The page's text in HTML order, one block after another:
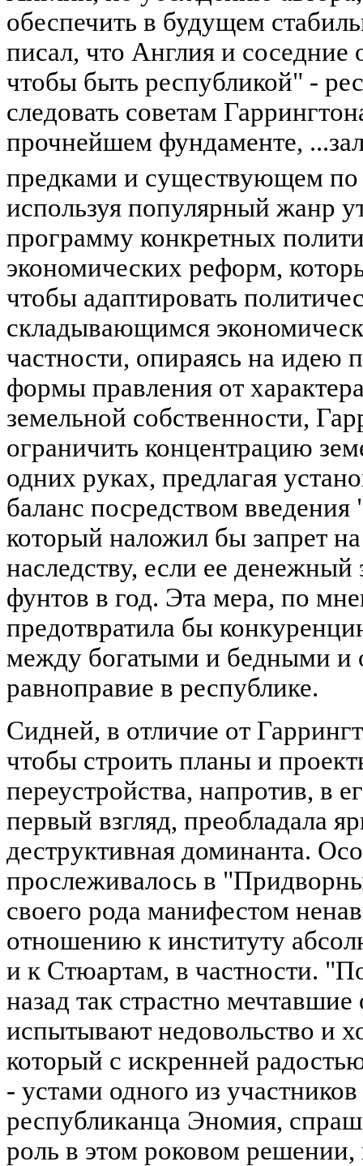
обеспечить в будущем
писал, что Англия и соседние
чтобы быть республикой" -
следовать советам
прочнейшем фундаменте,
предками и существующем по
используя популярный жанр
программу конкретных
экономических реформ,
чтобы адаптировать
складывающимся
частности, опираясь на идею
формы правления от
земельной собственности,
ограничить концентрацию
одних руках, предлагая
баланс посредством введения
который наложил бы запрет
наследству, если ее
фунтов в год. Эта мера, по
предотвратила бы
между богатыми и бедными и
равноправие в республике.
Сидней, в отличие от
чтобы строить планы и
переустройства, напротив, в
первый взгляд, преобладала
деструктивная доминанта.
прослеживалось в
своего рода манифестом
отношению к институту
и к Стюартам, в частности.
назад так страстно
испытывают недовольство и
который с искренней
- устами одного из
республиканца Эномия,
роль в этом роковом